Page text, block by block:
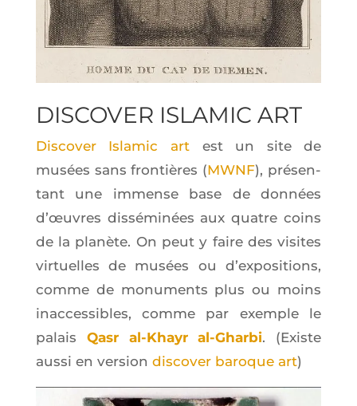
DIS­CO­VER ISLA­MIC ART
Dis­co­ver Isla­mic artest un site de
musées sans fron­tières (MWNF), pré­sen­
tant une immense base de don­nées
d’œuvres dis­sé­mi­nées aux quatre coins
de la pla­nète. On peut y faire des visites
vir­tuelles de musées ou d’ex­po­si­tions,
comme de monu­ments plus ou moins
inac­ces­sibles, comme par exemple le
palais Qasr al-Khayr al-Ghar­bi. (Existe
aus­si en ver­sion dis­co­ver baroque art)